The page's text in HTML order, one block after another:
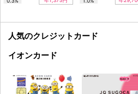
人気のクレジットカード
イオンカード